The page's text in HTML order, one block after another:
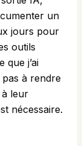
un
jours pour
outils
que j’ai
à rendre
à leur
nécessaire.